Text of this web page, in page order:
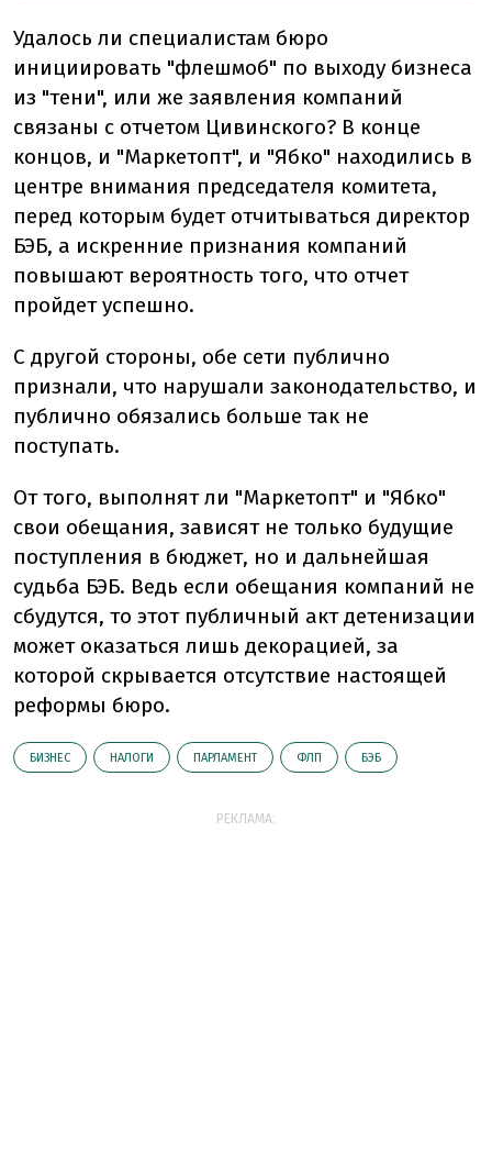
Удалось ли специалистам бюро
инициировать "флешмоб" по выходу бизнеса
из "тени", или же заявления компаний
связаны с отчетом Цивинского? В конце
концов, и "Маркетопт", и "Ябко" находились в
центре внимания председателя комитета,
перед которым будет отчитываться директор
БЭБ, а искренние признания компаний
повышают вероятность того, что отчет
пройдет успешно.
С другой стороны, обе сети публично
признали, что нарушали законодательство, и
публично обязались больше так не
поступать.
От того, выполнят ли "Маркетопт" и "Ябко"
свои обещания, зависят не только будущие
поступления в бюджет, но и дальнейшая
судьба БЭБ. Ведь если обещания компаний не
сбудутся, то этот публичный акт детенизации
может оказаться лишь декорацией, за
которой скрывается отсутствие настоящей
реформы бюро.
БИЗНЕС НАЛОГИ ПАРЛАМЕНТ ФЛП БЭБ
РЕКЛАМА: